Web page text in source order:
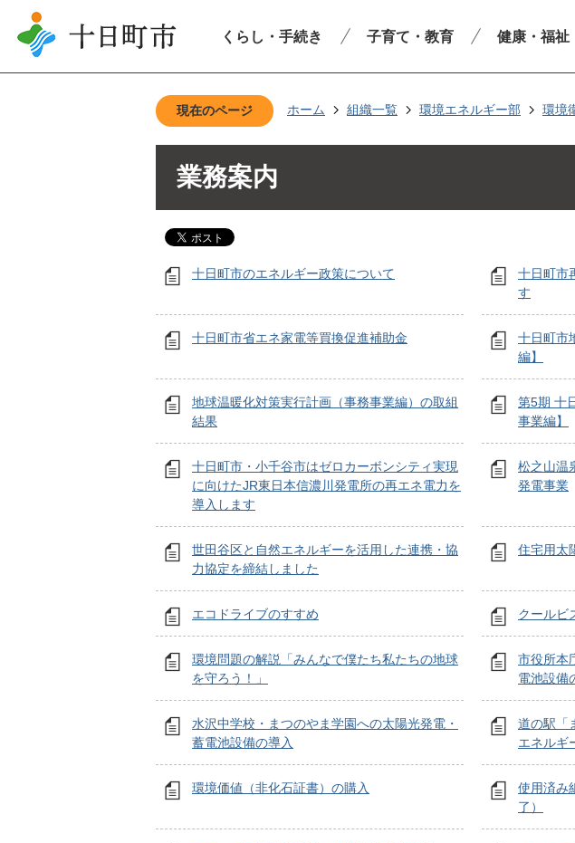
くらし・手続き 子育て・教育 健康・福祉
現在のページ ホーム 組織一覧 環境エネルギー部 環境
業務案内
十日町市のエネルギー政策について
十日町市
す
十日町市省エネ家電等買換促進補助金
十日町市
編】
地球温暖化対策実行計画（事務事業編）の取組
結果
第5期 十
事業編】
十日町市・小千谷市はゼロカーボンシティ実現
に向けたJR東日本信濃川発電所の再エネ電力を
導入します
松之山温
発電事業
世田谷区と自然エネルギーを活用した連携・協
力協定を締結しました
住宅用太
エコドライブのすすめ クールビ
環境問題の解説「みんなで僕たち私たちの地球
を守ろう！」
市役所本
電池設備
水沢中学校・まつのやま学園への太陽光発電・
蓄電池設備の導入
道の駅「
エネルギ
環境価値（非化石証書）の購入
使用済み
了）